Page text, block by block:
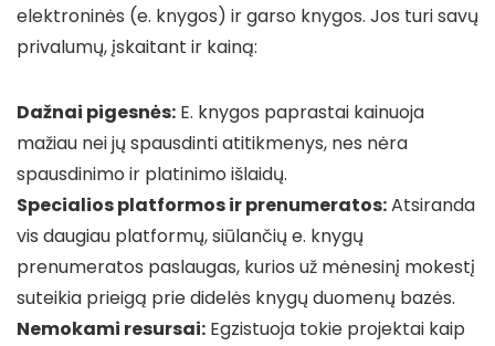
elektroninės (e. knygos) ir garso knygos. Jos turi savų
privalumų, įskaitant ir kainą:
Dažnai pigesnės: E. knygos paprastai kainuoja
mažiau nei jų spausdinti atitikmenys, nes nėra
spausdinimo ir platinimo išlaidų.
Specialios platformos ir prenumeratos:Atsiranda
vis daugiau platformų, siūlančių e. knygų
prenumeratos paslaugas, kurios už mėnesinį mokestį
suteikia prieigą prie didelės knygų duomenų bazės.
Nemokami resursai: Egzistuoja tokie projektai kaip